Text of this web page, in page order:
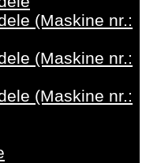
(Maskine nr.:
(Maskine nr.:
(Maskine nr.: